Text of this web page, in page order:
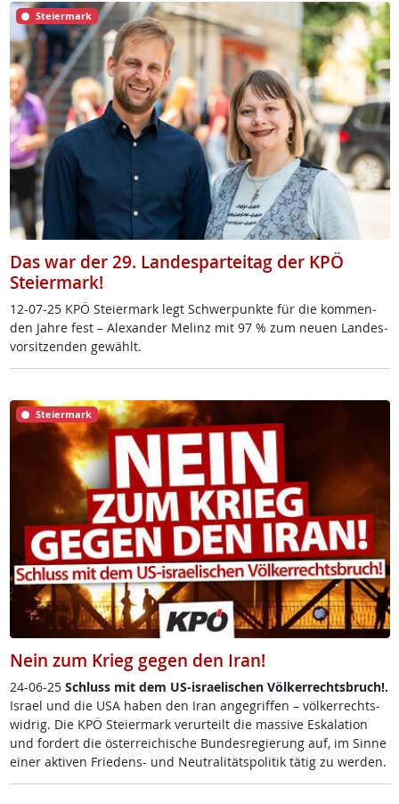
Steiermark
Das war der 29. Landesparteitag der KPÖ
Steiermark!
12-07-25 KPÖ Stei­er­mark legt Schwer­punk­te für die kom­men­
den Jah­re fest – Alex­an­der Me­linz mit 97 % zum neu­en Lan­des­
vor­sit­zen­den ge­wählt.
Steiermark
Nein zum Krieg gegen den Iran!
24-06-25 Schluss mit dem US-is­rae­li­schen Völ­ker­rechts­bruch!.
Is­ra­el und die USA ha­ben den Iran an­ge­grif­fen – völ­ker­rechts­
wid­rig. Die KPÖ Stei­er­mark ver­ur­teilt die mas­si­ve Es­ka­la­ti­on
und for­dert die ös­t­er­rei­chi­sche Bun­des­re­gie­rung auf, im Sin­ne
ei­ner ak­ti­ven Frie­dens- und Neu­tra­li­täts­po­li­tik tä­tig zu wer­den.